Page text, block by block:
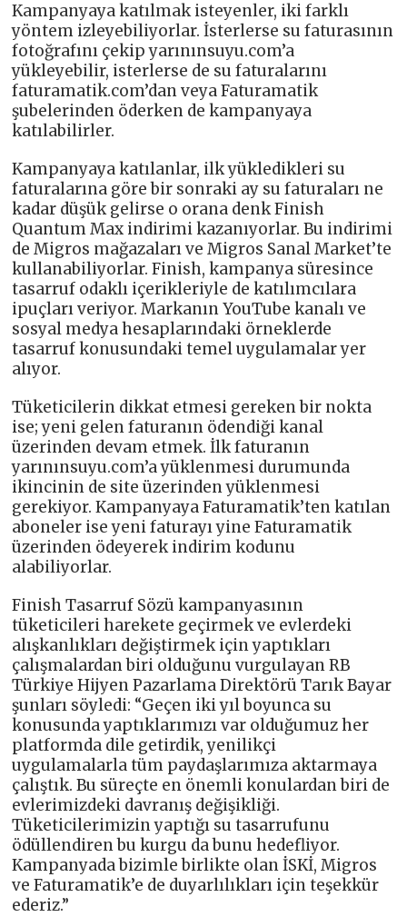
Kampanyaya katılmak isteyenler, iki farklı
yöntem izleyebiliyorlar. İsterlerse su faturasının
fotoğrafını çekip yarınınsuyu.com’a
yükleyebilir, isterlerse de su faturalarını
faturamatik.com’dan veya Faturamatik
şubelerinden öderken de kampanyaya
katılabilirler.
Kampanyaya katılanlar, ilk yükledikleri su
faturalarına göre bir sonraki ay su faturaları ne
kadar düşük gelirse o orana denk Finish
Quantum Max indirimi kazanıyorlar. Bu indirimi
de Migros mağazaları ve Migros Sanal Market’te
kullanabiliyorlar. Finish, kampanya süresince
tasarruf odaklı içerikleriyle de katılımcılara
ipuçları veriyor. Markanın YouTube kanalı ve
sosyal medya hesaplarındaki örneklerde
tasarruf konusundaki temel uygulamalar yer
alıyor.
Tüketicilerin dikkat etmesi gereken bir nokta
ise; yeni gelen faturanın ödendiği kanal
üzerinden devam etmek. İlk faturanın
yarınınsuyu.com’a yüklenmesi durumunda
ikincinin de site üzerinden yüklenmesi
gerekiyor. Kampanyaya Faturamatik’ten katılan
aboneler ise yeni faturayı yine Faturamatik
üzerinden ödeyerek indirim kodunu
alabiliyorlar.
Finish Tasarruf Sözü kampanyasının
tüketicileri harekete geçirmek ve evlerdeki
alışkanlıkları değiştirmek için yaptıkları
çalışmalardan biri olduğunu vurgulayan RB
Türkiye Hijyen Pazarlama Direktörü Tarık Bayar
şunları söyledi: “Geçen iki yıl boyunca su
konusunda yaptıklarımızı var olduğumuz her
platformda dile getirdik, yenilikçi
uygulamalarla tüm paydaşlarımıza aktarmaya
çalıştık. Bu süreçte en önemli konulardan biri de
evlerimizdeki davranış değişikliği.
Tüketicilerimizin yaptığı su tasarrufunu
ödüllendiren bu kurgu da bunu hedefliyor.
Kampanyada bizimle birlikte olan İSKİ, Migros
ve Faturamatik’e de duyarlılıkları için teşekkür
ederiz.”